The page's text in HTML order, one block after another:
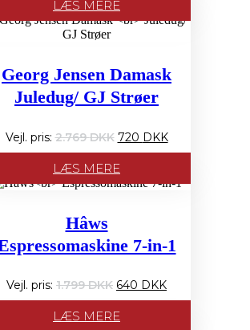
LÆS MERE
Georg Jensen Damask
Juledug/ GJ Strøer
2.769
Den
oprindelige
pris
720
Den
aktuelle
LÆS MERE
Hâws
7-in-1
1.799
Den
oprindelige
pris
640
Den
aktuelle
LÆS MERE